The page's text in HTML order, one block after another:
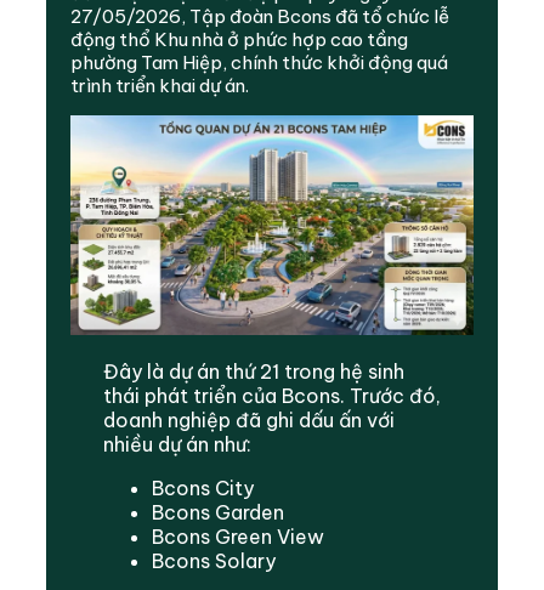
27/05/2026, Tập đoàn Bcons đã tổ chức lễ
động thổ Khu nhà ở phức hợp cao tầng
phường Tam Hiệp, chính thức khởi động quá
trình triển khai dự án.
Đây là dự án thứ 21 trong hệ sinh
thái phát triển của Bcons. Trước đó,
doanh nghiệp đã ghi dấu ấn với
nhiều dự án như:
Bcons City
Bcons Garden
Bcons Green View
Bcons Solary